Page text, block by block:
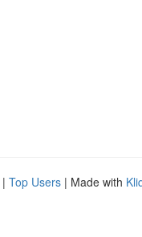
| Top Users | Made with